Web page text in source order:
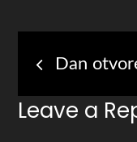
Post
Dan
Leave a